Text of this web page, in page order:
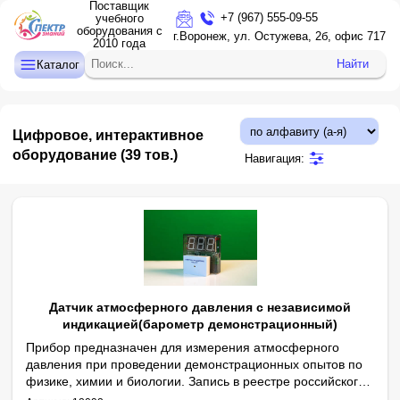
Поставщик
учебного
оборудования с
2010 года
+7 (967) 555-09-55
г.Воронеж, ул. Остужева, 2б, офис 717
Каталог
ДЕТСКИЙ САД
НАЧАЛЬНАЯ ШКОЛА
КАБИНЕТ ЛОГОПЕДА/ПСИХОЛОГА
ПРОЕКТОРЫ, ЭКРАНЫ
Найти
Цифровое, интерактивное
оборудование (39 тов.) Навигация:
Датчик атмосферного давления с независимой
индикацией(барометр демонстрационный)
Прибор предназначен для измерения атмосферного
давления при проведении демонстрационных опытов по
физике, химии и биологии. Запись в реестре российского